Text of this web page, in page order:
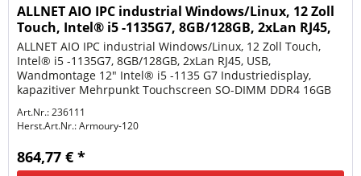
ALLNET AIO IPC industrial Windows/Linux, 12 Zoll
Touch, Intel® i5 -1135G7, 8GB/128GB, 2xLan RJ45,
US
ALLNET AIO IPC industrial Windows/Linux, 12 Zoll Touch,
Intel® i5 -1135G7, 8GB/128GB, 2xLan RJ45, USB,
Wandmontage 12" Intel® i5 -1135 G7 Industriedisplay,
kapazitiver Mehrpunkt Touchscreen SO-DIMM DDR4 16GB
Art.Nr.: 236111
Herst.Art.Nr.:Armoury-120
864,77 € *